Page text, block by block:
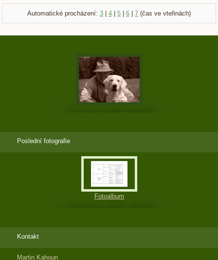
Automatické procházení: 3 4 5 6 7 (čas ve vteřinách)
Poslední fotografie
Fotoalbum
Kontakt
Martin Kahoun